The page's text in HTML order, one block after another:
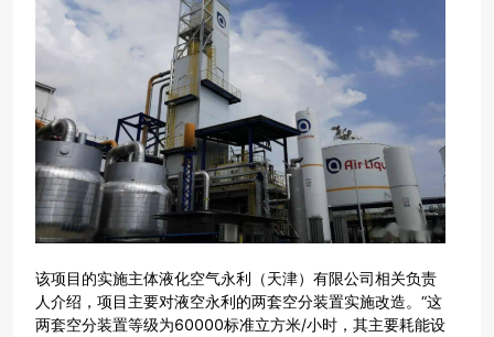
该项目的实施主体液化空气永利（天津）有限公司相关负责
人介绍，项目主要对液空永利的两套空分装置实施改造。“这
两套空分装置等级为60000标准立方米/小时，其主要耗能设